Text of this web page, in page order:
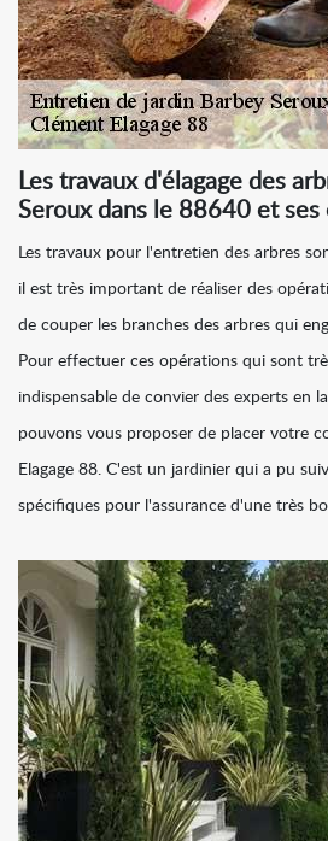
Les travaux d'élagage des
Seroux dans le 88640 et ses
Les travaux pour l'entretien des arbres
il est très important de réaliser des
de couper les branches des arbres qui
Pour effectuer ces opérations qui sont
indispensable de convier des experts en
pouvons vous proposer de placer votre
Elagage 88. C'est un jardinier qui a pu
spécifiques pour l'assurance d'une très